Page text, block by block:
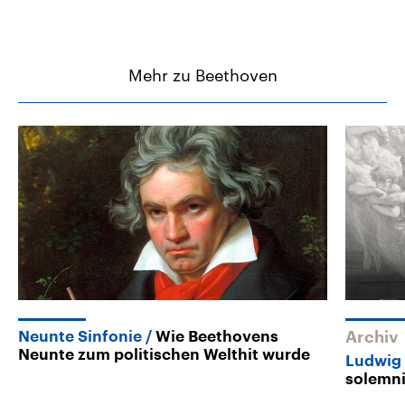
Mehr zu Beethoven
Neunte Sinfonie
Wie Beethovens
Neunte zum politischen Welthit wurde
Archiv